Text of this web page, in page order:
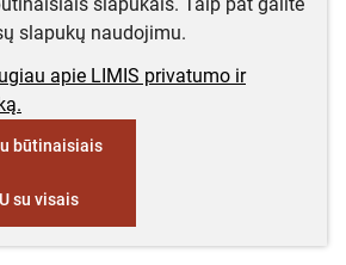
slapukų naudojimu.
apie LIMIS privatumo ir
būtinaisiais
su visais